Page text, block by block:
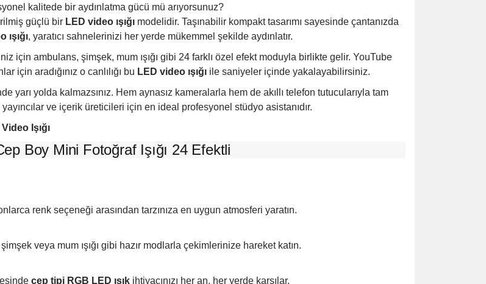
kalitede bir aydınlatma gücü mü arıyorsunuz?
güçlü bir LED video ışığı modelidir. Taşınabilir kompakt tasarımı sayesinde çantanızda
ışığı, yaratıcı sahnelerinizi her yerde mükemmel şekilde aydınlatır.
için ambulans, şimşek, mum ışığı gibi 24 farklı özel efekt moduyla birlikte gelir. YouTube
için aradığınız o canlılığı bu LED video ışığı ile saniyeler içinde yakalayabilirsiniz.
yarı yolda kalmazsınız. Hem aynasız kameralarla hem de akıllı telefon tutucularıyla tam
ve içerik üreticileri için en ideal profesyonel stüdyo asistanıdır.
Işığı
Boy Mini Fotoğraf Işığı 24 Efektli
renk seçeneği arasından tarzınıza en uygun atmosferi yaratın.
veya mum ışığı gibi hazır modlarla çekimlerinize hareket katın.
cep tipi RGB LED ışık ihtiyacınızı her an, her yerde karşılar.